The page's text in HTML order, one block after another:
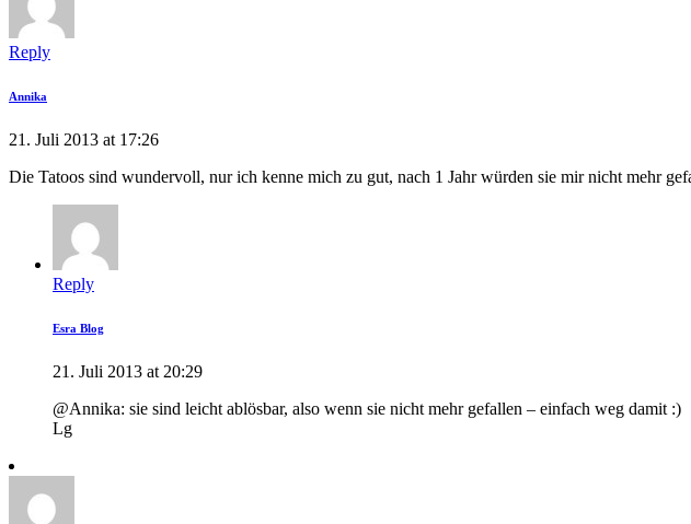
Reply
Annika
21. Juli 2013 at 17:26
Die Tatoos sind wundervoll, nur ich kenne mich zu gut, nach 1 Jahr würden sie mir nicht mehr
Reply
Esra Blog
21. Juli 2013 at 20:29
@Annika: sie sind leicht ablösbar, also wenn sie nicht mehr gefallen – einfach weg damit :)
Lg